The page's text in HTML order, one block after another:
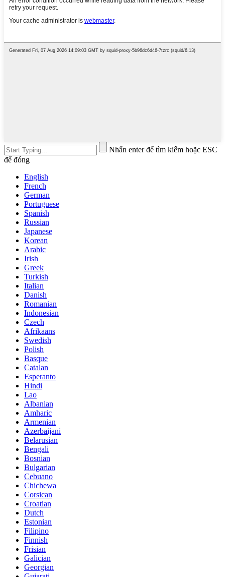
Nhấn enter để tìm kiếm hoặc ESC
để đóng
English
French
German
Portuguese
Spanish
Russian
Japanese
Korean
Arabic
Irish
Greek
Turkish
Italian
Danish
Romanian
Indonesian
Czech
Afrikaans
Swedish
Polish
Basque
Catalan
Esperanto
Hindi
Lao
Albanian
Amharic
Armenian
Azerbaijani
Belarusian
Bengali
Bosnian
Bulgarian
Cebuano
Chichewa
Corsican
Croatian
Dutch
Estonian
Filipino
Finnish
Frisian
Galician
Georgian